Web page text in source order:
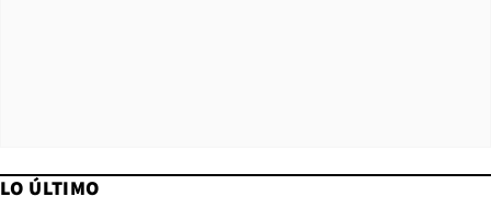
LO ÚLTIMO